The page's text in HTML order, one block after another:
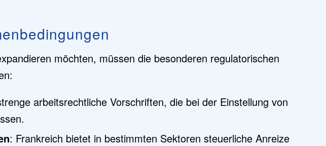
möchten, müssen die besonderen regulatorischen
arbeitsrechtliche Vorschriften, die bei der Einstellung von
: Frankreich bietet in bestimmten Sektoren steuerliche Anreize